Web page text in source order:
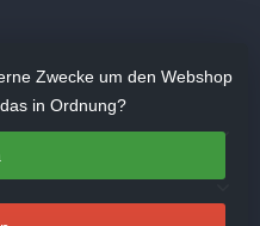
Zwecke um den Webshop
in Ordnung?